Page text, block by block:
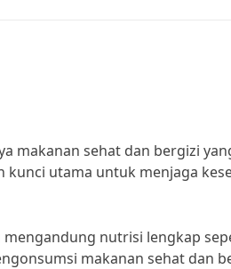
makanan sehat dan bergizi
kunci utama untuk menjaga
nutrisi lengkap
makanan sehat dan